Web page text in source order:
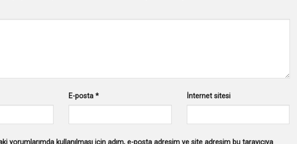
E-posta * İnternet sitesi
yorumlarımda kullanılması için adım, e-posta adresim ve site adresim bu tarayıcıya